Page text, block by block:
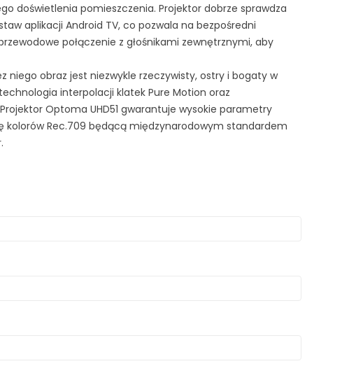
doświetlenia pomieszczenia. Projektor dobrze sprawdza
aplikacji Android TV, co pozwala na bezpośredni
połączenie z głośnikami zewnętrznymi, aby
niego obraz jest niezwykle rzeczywisty, ostry i bogaty w
interpolacji klatek Pure Motion oraz
Optoma UHD51 gwarantuje wysokie parametry
Rec.709 będącą międzynarodowym standardem